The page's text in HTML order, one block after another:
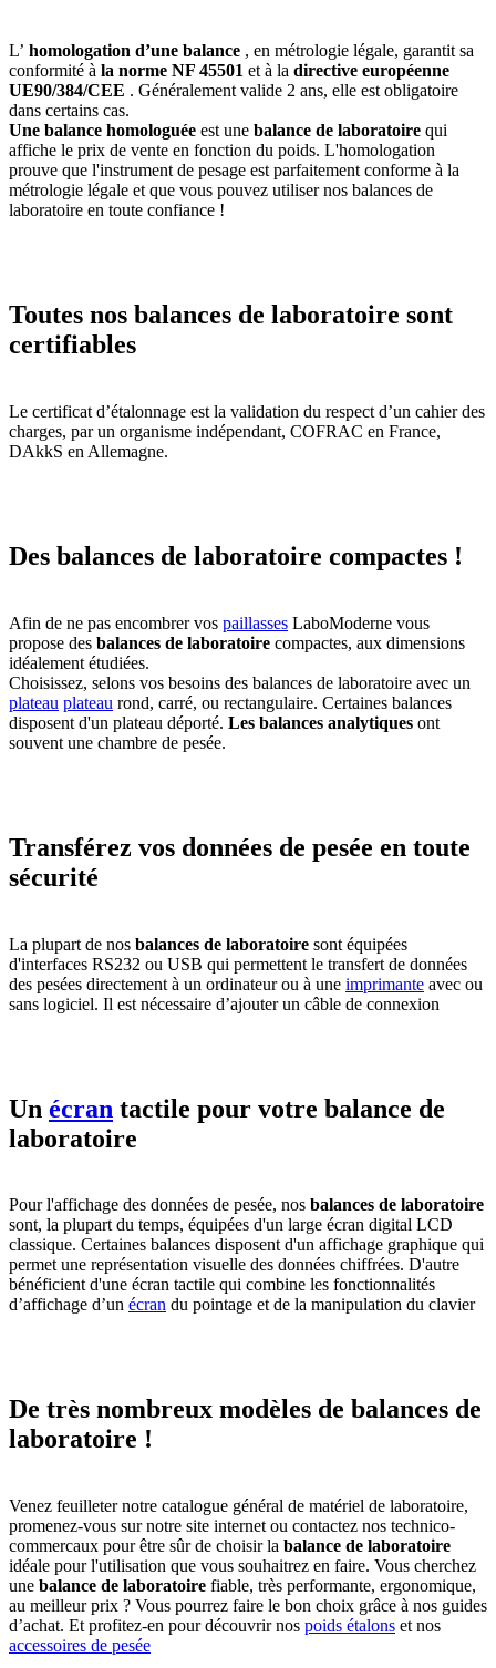
L’ homologation d’une balance , en métrologie légale, garantit sa
conformité à la norme NF 45501 et à la directive européenne
UE90/384/CEE . Généralement valide 2 ans, elle est obligatoire
dans certains cas.
Une balance homologuée est une balance de laboratoire qui
affiche le prix de vente en fonction du poids. L'homologation
prouve que l'instrument de pesage est parfaitement conforme à la
métrologie légale et que vous pouvez utiliser nos balances de
laboratoire en toute confiance !
Toutes nos balances de laboratoire sont
certifiables
Le certificat d’étalonnage est la validation du respect d’un cahier des
charges, par un organisme indépendant, COFRAC en France,
DAkkS en Allemagne.
Des balances de laboratoire compactes !
Afin de ne pas encombrer vos paillasses LaboModerne vous
propose des balances de laboratoire compactes, aux dimensions
idéalement étudiées.
Choisissez, selons vos besoins des balances de laboratoire avec un
plateau plateau rond, carré, ou rectangulaire. Certaines balances
disposent d'un plateau déporté. Les balances analytiques ont
souvent une chambre de pesée.
Transférez vos données de pesée en toute
sécurité
La plupart de nos balances de laboratoire sont équipées
d'interfaces RS232 ou USB qui permettent le transfert de données
des pesées directement à un ordinateur ou à une imprimante avec ou
sans logiciel. Il est nécessaire d’ajouter un câble de connexion
Un écran tactile pour votre balance de
laboratoire
Pour l'affichage des données de pesée, nos balances de laboratoire
sont, la plupart du temps, équipées d'un large écran digital LCD
classique. Certaines balances disposent d'un affichage graphique qui
permet une représentation visuelle des données chiffrées. D'autre
bénéficient d'une écran tactile qui combine les fonctionnalités
d’affichage d’un écran du pointage et de la manipulation du clavier
De très nombreux modèles de balances de
laboratoire !
Venez feuilleter notre catalogue général de matériel de laboratoire,
promenez-vous sur notre site internet ou contactez nos technico-
commercaux pour être sûr de choisir la balance de laboratoire
idéale pour l'utilisation que vous souhaitrez en faire. Vous cherchez
une balance de laboratoire fiable, très performante, ergonomique,
au meilleur prix ? Vous pourrez faire le bon choix grâce à nos guides
d’achat. Et profitez-en pour découvrir nos poids étalons et nos
accessoires de pesée